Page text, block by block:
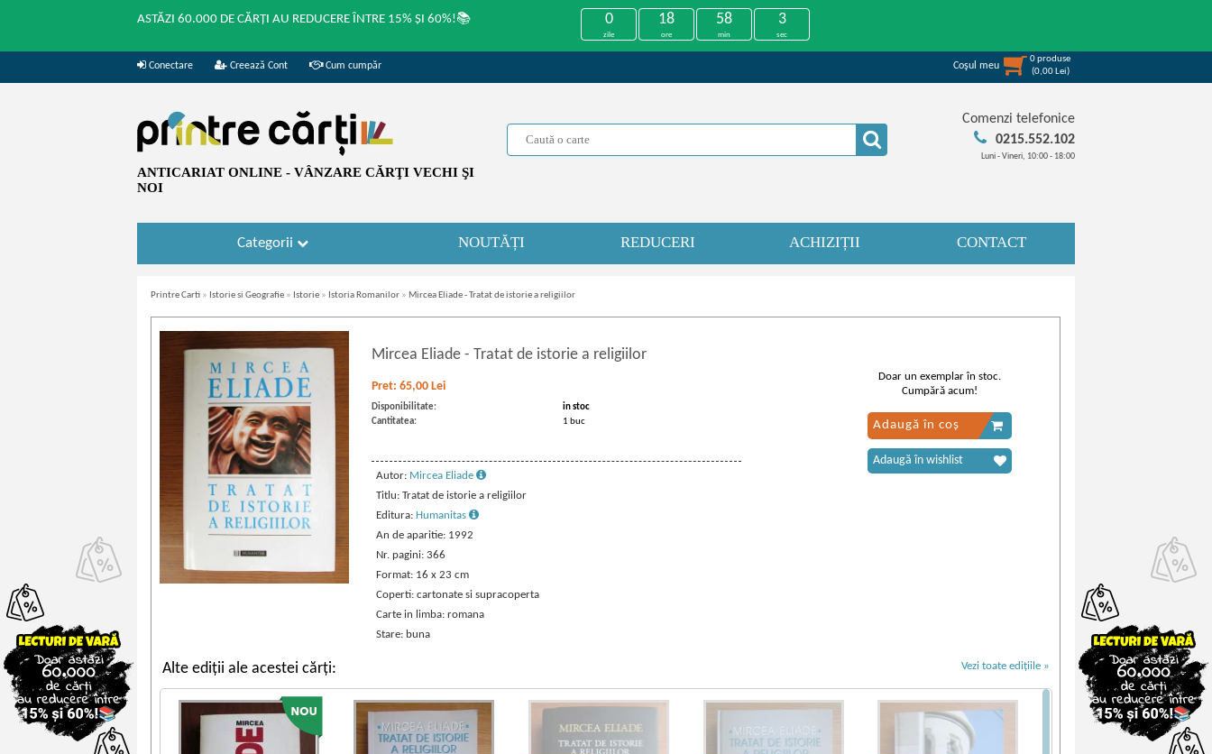
ASTĂZI 60.000 DE CĂRȚI AU REDUCERE ÎNTRE 15% ȘI 60%!📚 0
zile
18
ore
58
min
3
sec
Conectare Creează Cont Cum cumpăr Coşul meu
0produse
(0,00 Lei)
ANTICARIAT ONLINE - VÂNZARE CĂRŢI VECHI ŞI
NOI
Comenzi telefonice
0215.552.102
Luni - Vineri, 10:00 - 18:00
Categorii NOUTĂȚI REDUCERI ACHIZIȚII CONTACT
Printre Carti » Istorie si Geografie » Istorie » Istoria Romanilor » Mircea Eliade - Tratat de istorie a religiilor
Mircea Eliade - Tratat de istorie a religiilor
Pret: 65,00 Lei
Disponibilitate:
in stoc
Cantitatea:
1 buc
Autor: Mircea Eliade
Titlu: Tratat de istorie a religiilor
Editura: Humanitas
An de aparitie: 1992
Nr. pagini: 366
Format: 16 x 23 cm
Coperti: cartonate si supracoperta
Carte in limba: romana
Stare: buna
Doar un exemplar în stoc.
Cumpără acum!
Adaugă în coș
Adaugă în wishlist
Alte ediții ale acestei cărți: Vezi toate edițiile »